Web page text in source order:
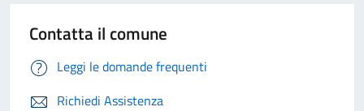
Contatta il comune
Leggi le domande frequenti
Richiedi Assistenza